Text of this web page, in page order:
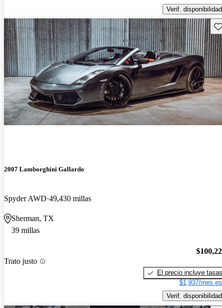
Verif. disponibilidad
2007 Lamborghini Gallardo
Spyder AWD 49,430 millas
Sherman, TX
39 millas
Trato justo
El precio incluye tasas
$1,937/mes
Verif. disponibilidad